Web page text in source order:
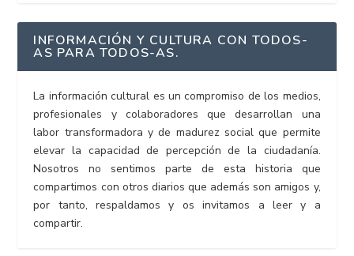
INFORMACIÓN Y CULTURA CON TODOS-
AS PARA TODOS-AS.
La información cultural es un compromiso de los medios,
profesionales y colaboradores que desarrollan una
labor transformadora y de madurez social que permite
elevar la capacidad de percepción de la ciudadanía.
Nosotros no sentimos parte de esta historia que
compartimos con otros diarios que además son amigos y,
por tanto, respaldamos y os invitamos a leer y a
compartir.